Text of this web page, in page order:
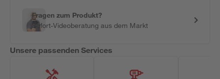
Fragen zum Produkt?
Sofort-Videoberatung aus dem Markt
Unsere passenden Services